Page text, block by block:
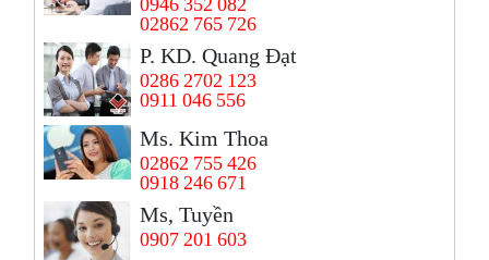
0946 352 082
02862 765 726
P. KD. Quang Đạt
0286 2702 123
0911 046 556
Ms. Kim Thoa
02862 755 426
0918 246 671
Ms, Tuyền
0907 201 603